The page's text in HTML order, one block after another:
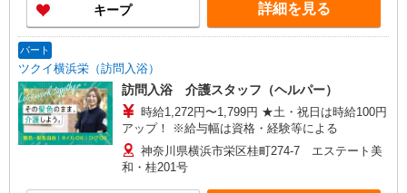
キープ 詳細を見る
パート
ツクイ横浜栄（訪問入浴）
訪問入浴 介護スタッフ（ヘルパー）
時給1,272円〜1,799円 ★土・祝日は時給100円
アップ！ ※給与幅は資格・経験等による
神奈川県横浜市栄区桂町274-7 エステート美
和・桂201号